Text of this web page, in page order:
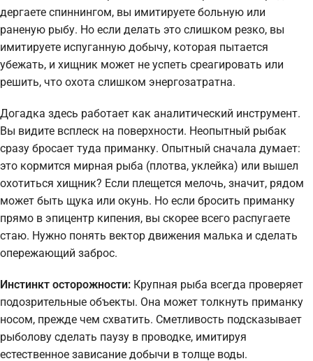
дергаете спиннингом, вы имитируете больную или
раненую рыбу. Но если делать это слишком резко, вы
имитируете испуганную добычу, которая пытается
убежать, и хищник может не успеть среагировать или
решить, что охота слишком энергозатратна.
Догадка здесь работает как аналитический инструмент.
Вы видите всплеск на поверхности. Неопытный рыбак
сразу бросает туда приманку. Опытный сначала думает:
это кормится мирная рыба (плотва, уклейка) или вышел
охотиться хищник? Если плещется мелочь, значит, рядом
может быть щука или окунь. Но если бросить приманку
прямо в эпицентр кипения, вы скорее всего распугаете
стаю. Нужно понять вектор движения малька и сделать
опережающий заброс.
Инстинкт осторожности: Крупная рыба всегда проверяет
подозрительные объекты. Она может толкнуть приманку
носом, прежде чем схватить. Сметливость подсказывает
рыболову сделать паузу в проводке, имитируя
естественное зависание добычи в толще воды.